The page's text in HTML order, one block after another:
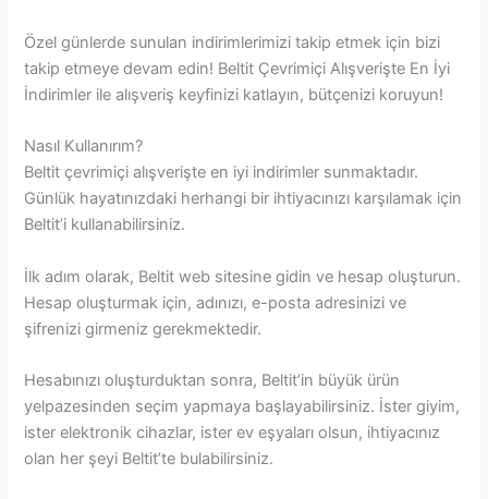
Özel günlerde sunulan indirimlerimizi takip etmek için bizi
takip etmeye devam edin! Beltit Çevrimiçi Alışverişte En İyi
İndirimler ile alışveriş keyfinizi katlayın, bütçenizi koruyun!
Nasıl Kullanırım?
Beltit çevrimiçi alışverişte en iyi indirimler sunmaktadır.
Günlük hayatınızdaki herhangi bir ihtiyacınızı karşılamak için
Beltit’i kullanabilirsiniz.
İlk adım olarak, Beltit web sitesine gidin ve hesap oluşturun.
Hesap oluşturmak için, adınızı, e-posta adresinizi ve
şifrenizi girmeniz gerekmektedir.
Hesabınızı oluşturduktan sonra, Beltit’in büyük ürün
yelpazesinden seçim yapmaya başlayabilirsiniz. İster giyim,
ister elektronik cihazlar, ister ev eşyaları olsun, ihtiyacınız
olan her şeyi Beltit’te bulabilirsiniz.